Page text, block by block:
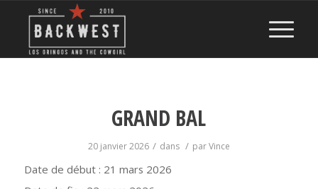
GRAND BAL
20 janvier 2026 / dans / parVince
Date de début : 21 mars 2026